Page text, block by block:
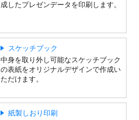
成したプレゼンデータを印刷します。
スケッチブック
中身を取り外し可能なスケッチブック
の表紙をオリジナルデザインで作成い
ただけます。
紙製しおり印刷